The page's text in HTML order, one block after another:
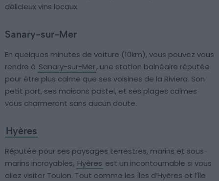
délicieux vins locaux.
Sanary-sur-Mer
En quelques minutes de voiture (10km), vous pouvez vous
rendre à Sanary-sur-Mer, une station balnéaire réputée
pour être plus calme que ses voisines de la Riviera. Son
petit port, ses maisons pastel, et ses plages calmes
vous charmeront sans aucun doute.
Hyères
Réputée pour ses paysages terrestres, marins et sous-
marins incroyables, Hyères est un incontournable si vous
allez visiter Toulon. Tout comme les Îles d’Hyères et l’Île